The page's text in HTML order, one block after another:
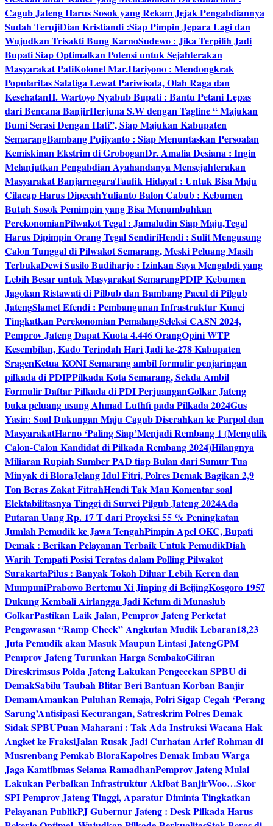
Cagub Jateng Harus Sosok yang Rekam Jejak Pengabdiannya
Sudah TerujiDian Kristiandi :Siap Pimpin Jepara Lagi dan
Wujudkan Trisakti Bung KarnoSudewo : Jika Terpilih Jadi
Bupati Siap Optimalkan Potensi untuk Sejahterakan
Masyarakat PatiKolonel Mar.Hariyono : Mendongkrak
Popularitas Salatiga Lewat Pariwisata, Olah Raga dan
KesehatanH. Wartoyo Nyabub Bupati : Bantu Petani Lepas
dari Bencana BanjirHerjuna S.W dengan Tagline “ Majukan
Bumi Serasi Dengan Hati”, Siap Majukan Kabupaten
SemarangBambang Pujiyanto : Siap Menuntaskan Persoalan
Kemiskinan Ekstrim di GroboganDr. Amalia Desiana : Ingin
Melanjutkan Pengabdian Ayahandanya Mensejahterakan
Masyarakat BanjarnegaraTaufik Hidayat : Untuk Bisa Maju
Cilacap Harus DipecahYulianto Balon Cabub : Kebumen
Butuh Sosok Pemimpin yang Bisa Menumbuhkan
PerekonomianPilwakot Tegal : Jamaludin Siap Maju,Tegal
Harus Dipimpin Orang Tegal SendiriHendi : Sulit Mengusung
Calon Tunggal di Pilwakot Semarang, Meski Peluang Masih
TerbukaDewi Susilo Budiharjo : Izinkan Saya Mengabdi yang
Lebih Besar untuk Masyarakat SemarangPDIP Kebumen
Jagokan Ristawati di Pilbub dan Bambang Pacul di Pilgub
JatengSlamet Efendi : Pembangunan Infrastruktur Kunci
Tingkatkan Perekonomian PemalangSeleksi CASN 2024,
Pemprov Jateng Dapat Kuota 4.446 OrangOpini WTP
Kesembilan, Kado Terindah Hari Jadi ke-278 Kabupaten
SragenKetua KONI Semarang ambil formulir penjaringan
pilkada di PDIPPilkada Kota Semarang, Sekda Ambil
Formulir Daftar Pilkada di PDI PerjuanganGolkar Jateng
buka peluang usung Ahmad Luthfi pada Pilkada 2024Gus
Yasin: Soal Dukungan Maju Cagub Diserahkan ke Parpol dan
MasyarakatHarno ‘Paling Siap’Menjadi Rembang 1 (Mengulik
Calon-Calon Kandidat di Pilkada Rembang 2024)Hilangnya
Miliaran Rupiah Sumber PAD tiap Bulan dari Sumur Tua
Minyak di BloraJelang Idul Fitri, Polres Demak Bagikan 2,9
Ton Beras Zakat FitrahHendi Tak Mau Komentar soal
Elektabilitasnya Tinggi di Survei Pilgub Jateng 2024Ada
Putaran Uang Rp. 17 T dari Proyeksi 55 % Peningkatan
Jumlah Pemudik ke Jawa TengahPimpin Apel OKC, Bupati
Demak : Berikan Pelayanan Terbaik Untuk PemudikDiah
Warih Tempati Posisi Teratas dalam Polling Pilwakot
SurakartaPilus : Banyak Tokoh Diluar Lebih Keren dan
MumpuniPrabowo Bertemu Xi Jinping di BeijingKosgoro 1957
Dukung Kembali Airlangga Jadi Ketum di Munaslub
GolkarPastikan Laik Jalan, Pemprov Jateng Perketat
Pengawasan “Ramp Check” Angkutan Mudik Lebaran18,23
Juta Pemudik akan Masuk Maupun Lintasi JatengGPM
Pemprov Jateng Turunkan Harga SembakoGiliran
Direskrimsus Polda Jateng Lakukan Pengecekan SPBU di
DemakSabilu Taubah Blitar Beri Bantuan Korban Banjir
DemamAmankan Puluhan Remaja, Polri Sigap Cegah ‘Perang
Sarung’Antisipasi Kecurangan, Satreskrim Polres Demak
Sidak SPBUPuan Maharani : Tak Ada Instruksi Wacana Hak
Angket ke FraksiJalan Rusak Jadi Curhatan Arief Rohman di
Musrenbang Pemkab BloraKapolres Demak Imbau Warga
Jaga Kamtibmas Selama RamadhanPemprov Jateng Mulai
Lakukan Perbaikan Infrastruktur Akibat BanjirWoo…Skor
SPI Pemprov Jateng Tinggi, Aparatur Diminta Tingkatkan
Pelayanan PublikPJ Gubernur Jateng : Desk Pilkada Harus